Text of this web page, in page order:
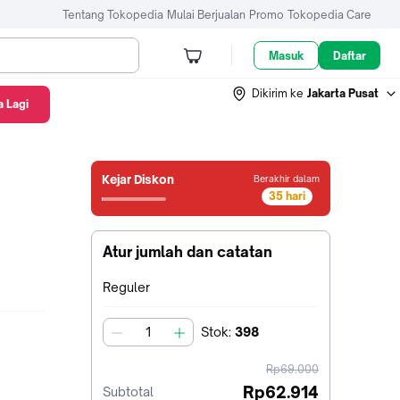
Tentang Tokopedia Mulai Berjualan Promo Tokopedia Care
Masuk Daftar
Dikirim ke Jakarta Pusat
Kejar Diskon Berakhir dalam
35 hari
34
Atur jumlah dan catatan
Terpilih:
Reguler
jumlah Stok: 398
harga
sebelum
Rp69.000
Subtotal Rp62.914
Lagi